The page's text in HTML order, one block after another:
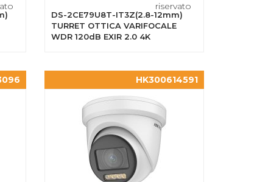
riservato
DS-2CE79U8T-IT3Z(2.8-12mm)
TURRET OTTICA VARIFOCALE
WDR 120dB EXIR 2.0 4K
HK300614591